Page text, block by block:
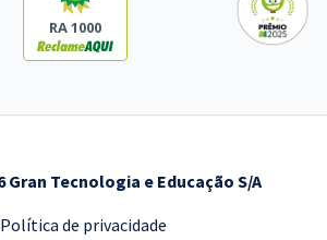
RA 1000
Gran Tecnologia e Educação S/A
Política de privacidade